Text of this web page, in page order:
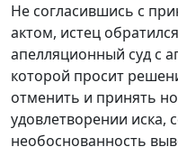
Не согласившись с
актом, истец
апелляционный суд с
которой просит
отменить и принять
удовлетворении иска,
необоснованность